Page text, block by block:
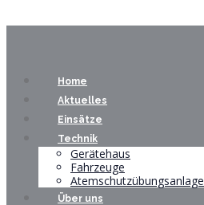
Home
Aktuelles
Einsätze
Technik
Gerätehaus
Fahrzeuge
Atemschutzübungsanlage
Über uns